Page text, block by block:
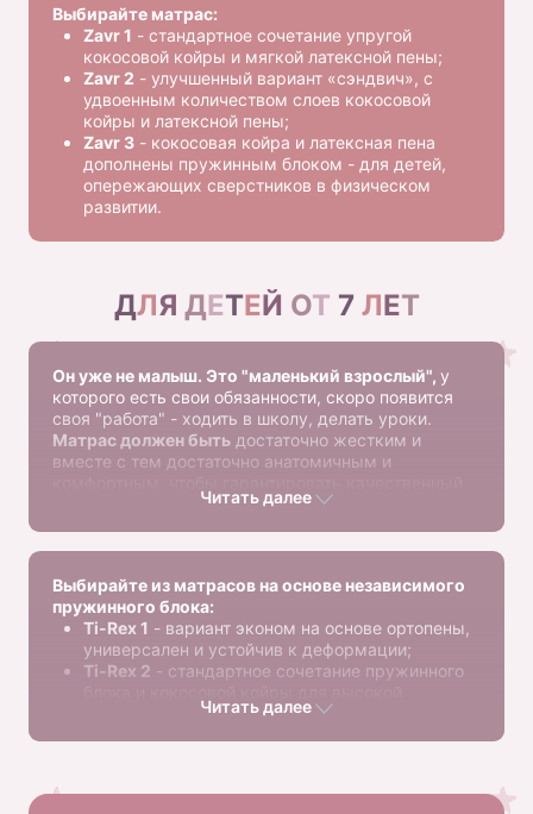
Выбирайте матрас:
Zavr 1 - стандартное сочетание упругой
кокосовой койры и мягкой латексной пены;
Zavr 2 - улучшенный вариант «сэндвич», с
удвоенным количеством слоев кокосовой
койры и латексной пены;
Zavr 3 - кокосовая койра и латексная пена
дополнены пружинным блоком - для детей,
опережающих сверстников в физическом
развитии.
ДЛЯ ДЕТЕЙ ОТ 7 ЛЕТ
Он уже не малыш. Это "маленький взрослый",у
которого есть свои обязанности, скоро появится
своя "работа" - ходить в школу, делать уроки.
Матрас должен быть достаточно жестким и
вместе с тем достаточно анатомичным и
сон, во время которого развивается головной мозг
информации.
Читать далее
Выбирайте из матрасов на основе независимого
пружинного блока:
Ti-Rex 1 - вариант эконом на основе ортопены,
универсален и устойчив к деформации;
Ti-Rex 2 - стандартное сочетание пружинного
Читать далее